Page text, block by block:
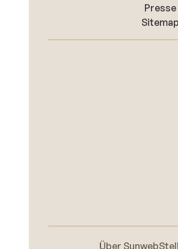
Presse
Sitemap
Über Sunweb